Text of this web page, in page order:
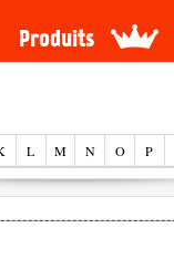
Produits
L M N O P